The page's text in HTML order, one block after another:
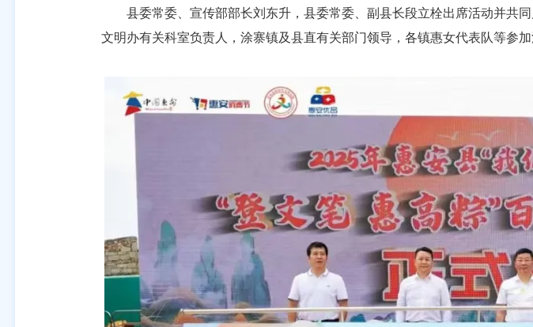
县委常委、宣传部部长刘东升，县委常委、副县长段立栓出席活动并共同
文明办有关科室负责人，涂寨镇及县直有关部门领导，各镇惠女代表队等参加